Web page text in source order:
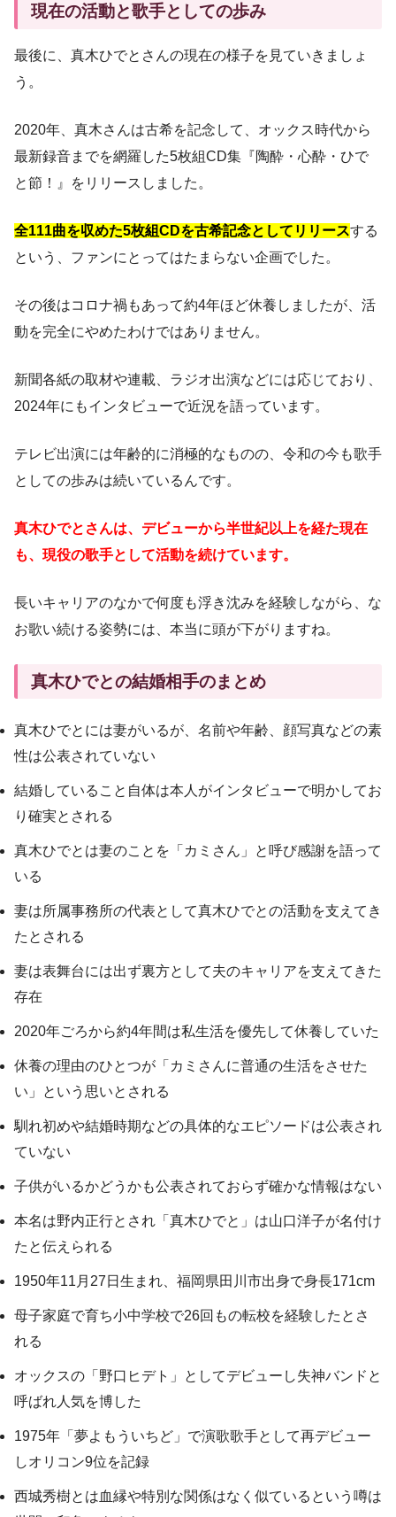
現在の活動と歌手としての歩み
最後に、真木ひでとさんの現在の様子を見ていきましょ
う。
2020年、真木さんは古希を記念して、オックス時代から
最新録音までを網羅した5枚組CD集『陶酔・心酔・ひで
と節！』をリリースしました。
全111曲を収めた5枚組CDを古希記念としてリリースする
という、ファンにとってはたまらない企画でした。
その後はコロナ禍もあって約4年ほど休養しましたが、活
動を完全にやめたわけではありません。
新聞各紙の取材や連載、ラジオ出演などには応じており、
2024年にもインタビューで近況を語っています。
テレビ出演には年齢的に消極的なものの、令和の今も歌手
としての歩みは続いているんです。
真木ひでとさんは、デビューから半世紀以上を経た現在
も、現役の歌手として活動を続けています。
長いキャリアのなかで何度も浮き沈みを経験しながら、な
お歌い続ける姿勢には、本当に頭が下がりますね。
真木ひでとの結婚相手のまとめ
真木ひでとには妻がいるが、名前や年齢、顔写真などの素
性は公表されていない
結婚していること自体は本人がインタビューで明かしてお
り確実とされる
真木ひでとは妻のことを「カミさん」と呼び感謝を語って
いる
妻は所属事務所の代表として真木ひでとの活動を支えてき
たとされる
妻は表舞台には出ず裏方として夫のキャリアを支えてきた
存在
2020年ごろから約4年間は私生活を優先して休養していた
休養の理由のひとつが「カミさんに普通の生活をさせた
い」という思いとされる
馴れ初めや結婚時期などの具体的なエピソードは公表され
ていない
子供がいるかどうかも公表されておらず確かな情報はない
本名は野内正行とされ「真木ひでと」は山口洋子が名付け
たと伝えられる
1950年11月27日生まれ、福岡県田川市出身で身長171cm
母子家庭で育ち小中学校で26回もの転校を経験したとさ
れる
オックスの「野口ヒデト」としてデビューし失神バンドと
呼ばれ人気を博した
1975年「夢よもういちど」で演歌歌手として再デビュー
しオリコン9位を記録
西城秀樹とは血縁や特別な関係はなく似ているという噂は